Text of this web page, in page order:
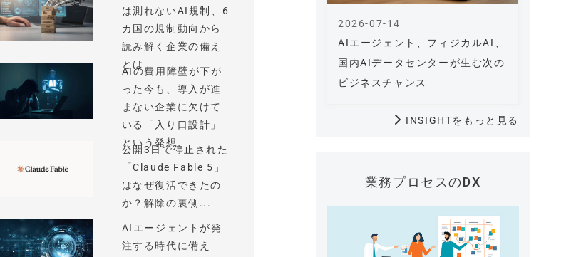
は測れないAI規制、6
カ国の規制動向から
読み解く企業の備え
とは
AIの費用障壁が下が
った今も、導入が進
まない企業に欠けて
いる「入り口設計」
という発想
公開3日で停止された
「Claude Fable 5」
はなぜ復活できたの
か？解除の裏側...
AIエージェントが発
注する時代に備え
AIエージェント、フィジカルAI、
国内AIデータセンターが生む次の
ビジネスチャンス
2026-07-14
INSIGHTをもっと見る
業務プロセスのDX